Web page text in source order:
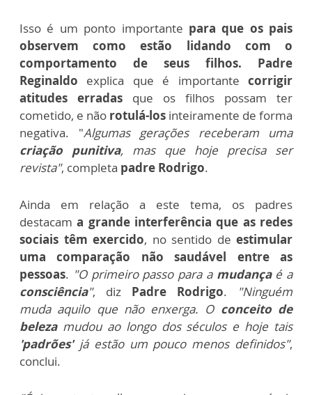
Isso é um ponto importante para que os pais
observem como estão lidando com o
comportamento de seus filhos.
Padre
Reginaldo explica que é importante corrigir
atitudes erradas que os filhos possam ter
cometido, e não rotulá-los inteiramente de forma
negativa. "Algumas gerações receberam uma
criação punitiva, mas que hoje precisa ser
revista", completa padre Rodrigo.
Ainda em relação a este tema, os padres
destacama grande interferência que as redes
sociais têm exercido, no sentido de estimular
uma comparação não saudável entre as
pessoas. "O primeiro passo para a mudançaé a
consciência", diz Padre Rodrigo. "Ninguém
muda aquilo que não enxerga. O conceito de
belezamudou ao longo dos séculos e hoje tais
'padrões' já estão um pouco menos definidos",
conclui.